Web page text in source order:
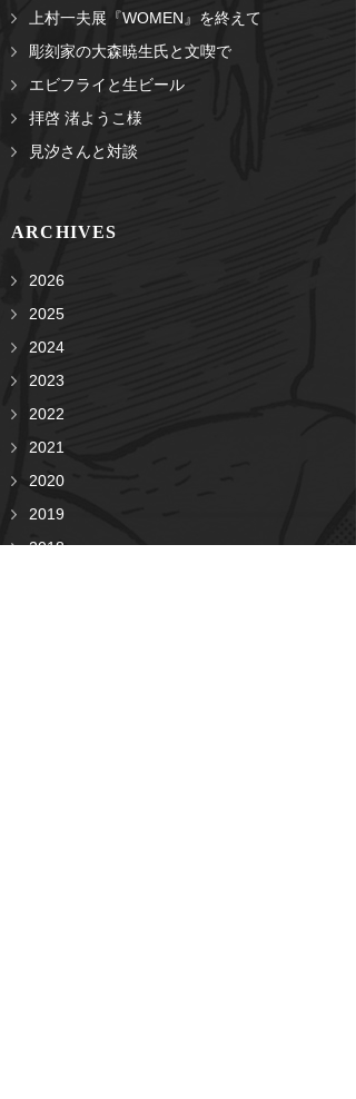
上村一夫展『WOMEN』を終えて
彫刻家の大森暁生氏と文喫で
エビフライと生ビール
拝啓 渚ようこ様
見汐さんと対談
ARCHIVES
2026
2025
2024
2023
2022
2021
2020
2019
2018